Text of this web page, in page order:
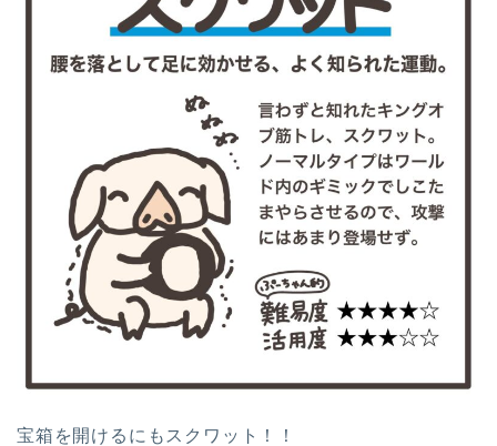
宝箱を開けるにもスクワット！！